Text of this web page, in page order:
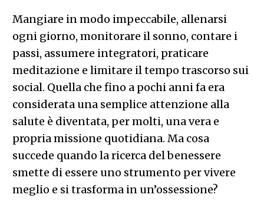
Mangiare in modo impeccabile, allenarsi
ogni giorno, monitorare il sonno, contare i
passi, assumere integratori, praticare
meditazione e limitare il tempo trascorso sui
social. Quella che fino a pochi anni fa era
considerata una semplice attenzione alla
salute è diventata, per molti, una vera e
propria missione quotidiana. Ma cosa
succede quando la ricerca del benessere
smette di essere uno strumento per vivere
meglio e si trasforma in un’ossessione?